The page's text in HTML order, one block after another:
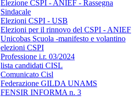
Elezione CSPI - ANIEF - Rassegna
Sindacale
Elezioni CSPI - USB
Elezioni per il rinnovo del CSPI - ANIEF
Unicobas Scuola -manifesto e volantino
elezioni CSPI
Professione i.r. 03/2024
lista candidati CISL
Comunicato Cisl
Federazione GILDA UNAMS
FENSIR INFORMA n. 3